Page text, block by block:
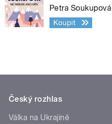
Petra Soukupová
Koupit
Český rozhlas
Válka na Ukrajině